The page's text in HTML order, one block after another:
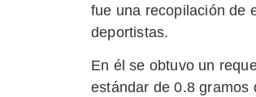
fue una recopilación de
deportistas.
En él se obtuvo un
estándar de 0.8 gramos